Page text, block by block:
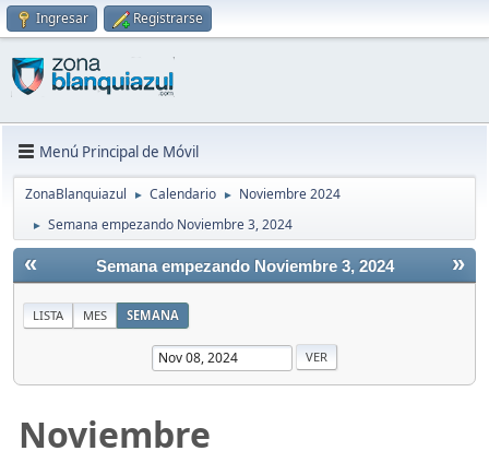
Ingresar Registrarse
Menú Principal de Móvil
ZonaBlanquiazul ► Calendario ► Noviembre 2024
► Semana empezando Noviembre 3, 2024
« »
Semana empezando Noviembre 3, 2024
LISTA MES SEMANA
Noviembre